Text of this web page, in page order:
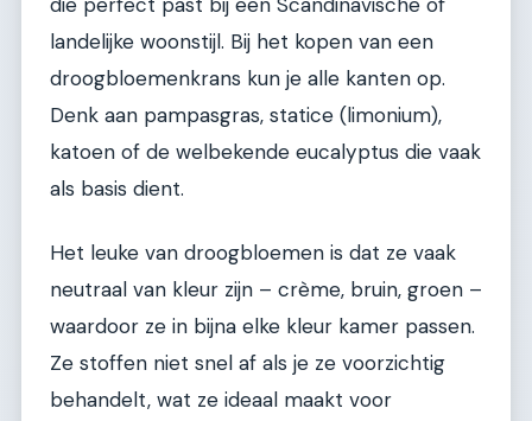
landelijke woonstijl. Bij het kopen van een
droogbloemenkrans kun je alle kanten op.
Denk aan pampasgras, statice (limonium),
katoen of de welbekende eucalyptus die vaak
als basis dient.
Het leuke van droogbloemen is dat ze vaak
neutraal van kleur zijn – crème, bruin, groen –
waardoor ze in bijna elke kleur kamer passen.
Ze stoffen niet snel af als je ze voorzichtig
behandelt, wat ze ideaal maakt voor